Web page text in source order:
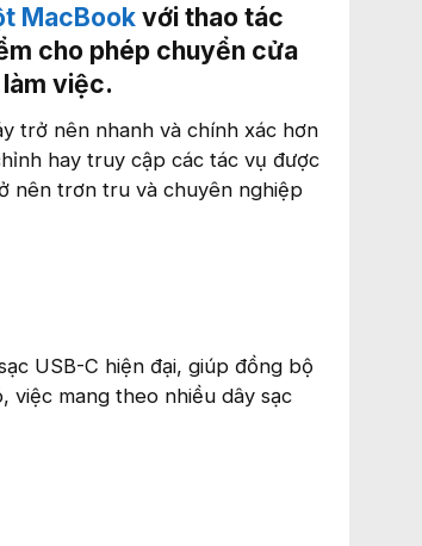
MacBook với thao tác
cho phép chuyển cửa
việc.​
trở nên nhanh và chính xác hơn
hay truy cập các tác vụ được
nên trơn tru và chuyên nghiệp
USB-C hiện đại, giúp đồng bộ
việc mang theo nhiều dây sạc